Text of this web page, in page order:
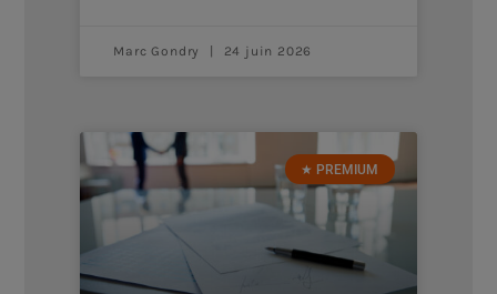
Marc Gondry 24 juin 2026
★ PREMIUM